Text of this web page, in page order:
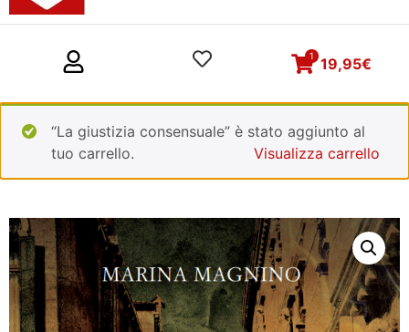
19,95€
1
“La giustizia consensuale” è stato aggiunto al
tuo carrello.
Visualizza carrello